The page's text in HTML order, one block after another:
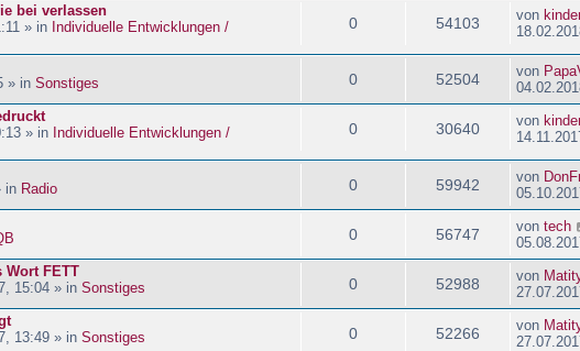
bei verlassen
» in Individuelle Entwicklungen /
0 54103 von
» in Sonstiges 0 52504 von
» in Individuelle Entwicklungen /
0 30640 von
in Radio 0 59942 von
0 56747 von tech
Wort FETT
15:04 » in Sonstiges 0 52988 von
13:49 » in Sonstiges 0 52266 von